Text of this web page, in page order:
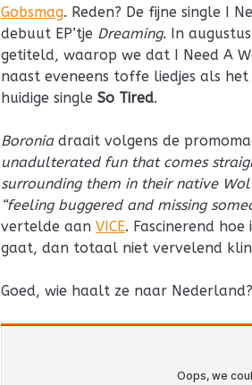
Gobsmag. Reden? De fijne single I
debuut EP’tje Dreaming. In
getiteld, waarop we dat I Need A
naast eveneens toffe liedjes als het
huidige singleSo Tired.
Boroniadraait volgens de
unadulterated fun that comes
surrounding them in their native
“feeling buggered and missing
vertelde aanVICE. Fascinerend
gaat, dan totaal niet vervelend
Goed, wie haalt ze naar Nederland?